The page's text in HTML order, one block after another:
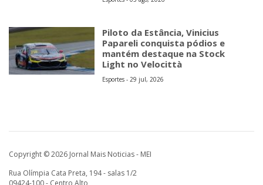
Piloto da Estância, Vinicius
Papareli conquista pódios e
mantém destaque na Stock
Light no Velocittà
Esportes - 29 jul, 2026
Copyright © 2026 Jornal Mais Noticias - MEI
Rua Olímpia Cata Preta, 194 - salas 1/2
09424-100 - Centro Alto